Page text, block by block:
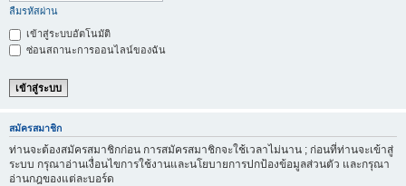
ลืมรหัสผ่าน
เข้าสู่ระบบอัตโนมัติ
ซ่อนสถานะการออนไลน์ของฉัน
สมัครสมาชิก
ท่านจะต้องสมัครสมาชิกก่อน การสมัครสมาชิกจะใช้เวลาไม่นาน ; ก่อนที่ท่านจะเข้าสู่
ระบบ กรุณาอ่านเงื่อนไขการใช้งานและนโยบายการปกป้องข้อมูลส่วนตัว และกรุณา
อ่านกฎของแต่ละบอร์ด